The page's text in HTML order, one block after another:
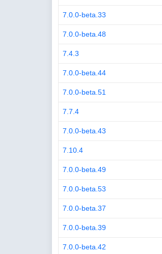
7.0.0-beta.33
7.0.0-beta.48
7.4.3
7.0.0-beta.44
7.0.0-beta.51
7.7.4
7.0.0-beta.43
7.10.4
7.0.0-beta.49
7.0.0-beta.53
7.0.0-beta.37
7.0.0-beta.39
7.0.0-beta.42